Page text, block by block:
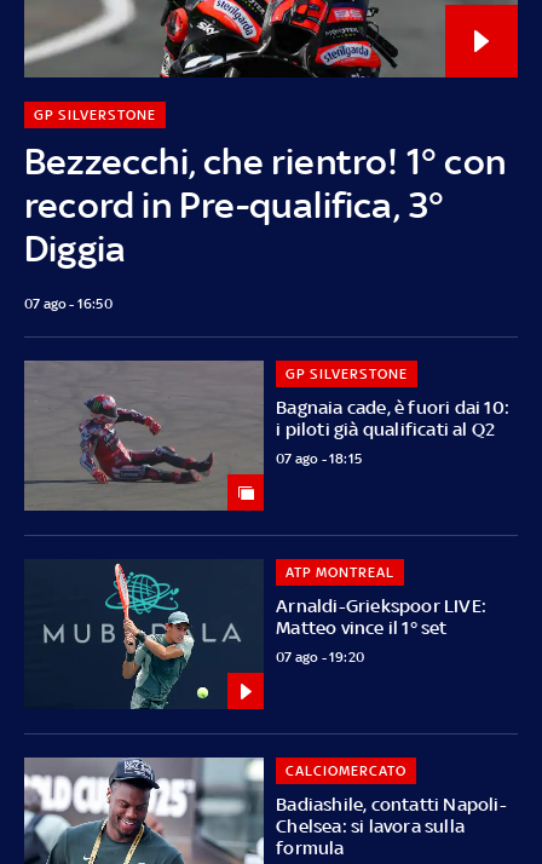
Bezzecchi, che rientro! 1° con
record in Pre-qualifica, 3°
Diggia
GP SILVERSTONE
07 ago - 16:50
Bagnaia cade, è fuori dai 10:
i piloti già qualificati al Q2
GP SILVERSTONE
07 ago - 18:15
Arnaldi-Griekspoor LIVE:
Matteo vince il 1° set
ATP MONTREAL
07 ago - 19:20
Badiashile, contatti Napoli-
Chelsea: si lavora sulla
formula
CALCIOMERCATO